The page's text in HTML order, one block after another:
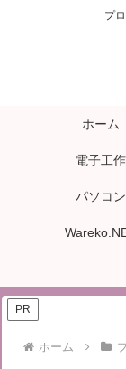
プ
ホーム
電子工作
パソコン
PR
ホーム